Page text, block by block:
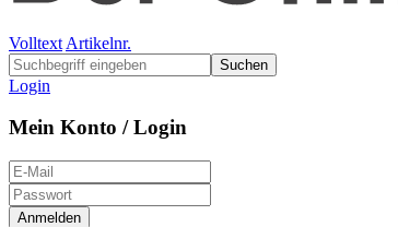
Volltext Artikelnr.
Suchen
Login
Mein Konto / Login